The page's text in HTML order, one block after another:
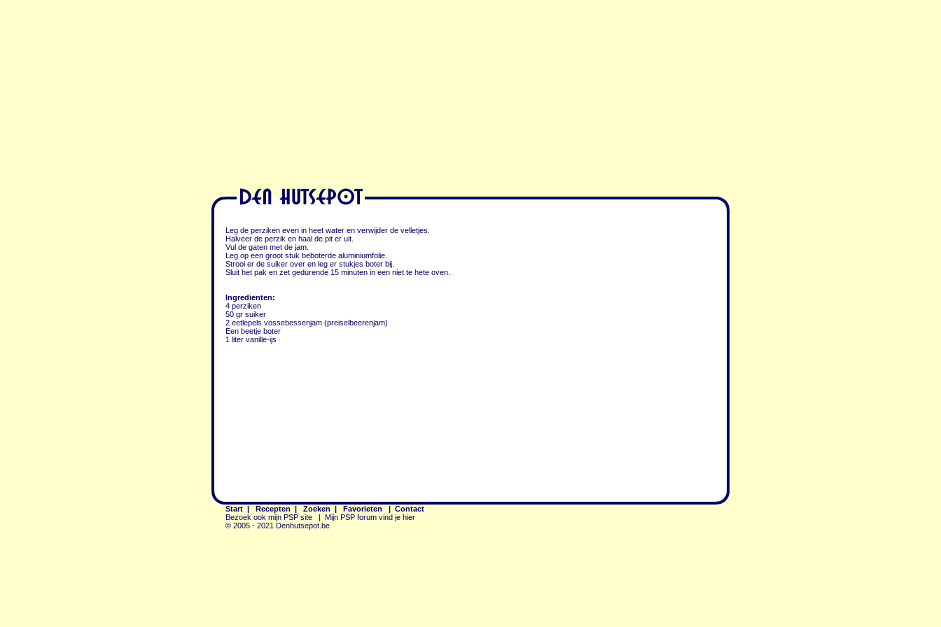
Leg de perziken even in heet water en verwijder de velletjes.
Halveer de perzik en haal de pit er uit.
Vul de gaten met de jam.
Leg op een groot stuk beboterde aluminiumfolie.
Strooi er de suiker over en leg er stukjes boter bij.
Sluit het pak en zet gedurende 15 minuten in een niet te hete oven.
Ingredienten:
4 perziken
50 gr suiker
2 eetlepels vossebessenjam (preiselbeerenjam)
Een beetje boter
1 liter vanille-ijs
Start | Recepten | Zoeken | Favorieten | Contact
Bezoek ook mijn PSP site
| Mijn PSP forum vind je hier
© 2005 - 2021 Denhutsepot.be